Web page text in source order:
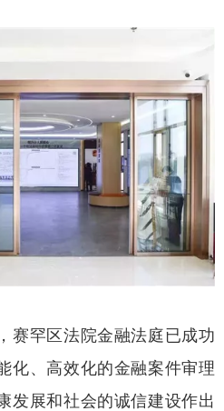
赛罕区法院金融法庭已成功
化、高效化的金融案件审理
发展和社会的诚信建设作出